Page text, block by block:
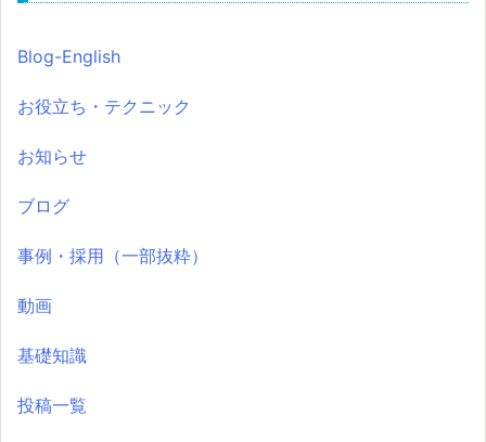
Blog-English
お役立ち・テクニック
お知らせ
ブログ
事例・採用（一部抜粋）
動画
基礎知識
投稿一覧